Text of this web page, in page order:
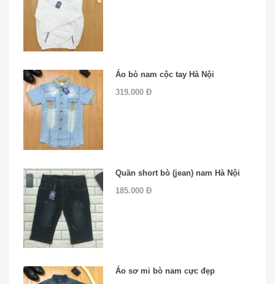
Áo bò nam cộc tay Hà Nội
319.000 Đ
Quần short bò (jean) nam Hà Nội
185.000 Đ
Áo sơ mi bò nam cực đẹp